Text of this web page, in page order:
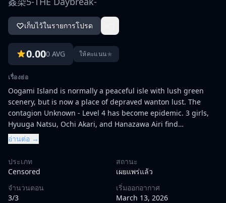
เก็บไว้ในรายการโปรด
0.000 AVG ให้คะแนน★
เรื่องย่อ
Oogami Island is normally a peaceful isle with lush green
scenery, but is now a place of depraved wanton lust. The
contagion Unknown - Level 4 has become epidemic. 3 girls,
Hyuuga Natsu, Ochi Akari, and Hanazawa Airi find
themselves trapped in a sports facility where they are
assaulted by the infected.
อ่านต่อ →
ประเภท
Censored
สถานะ
เผยแพร่แล้ว
จำนวนตอน
3/3
เริ่มออกอากาศ
March 13, 2026